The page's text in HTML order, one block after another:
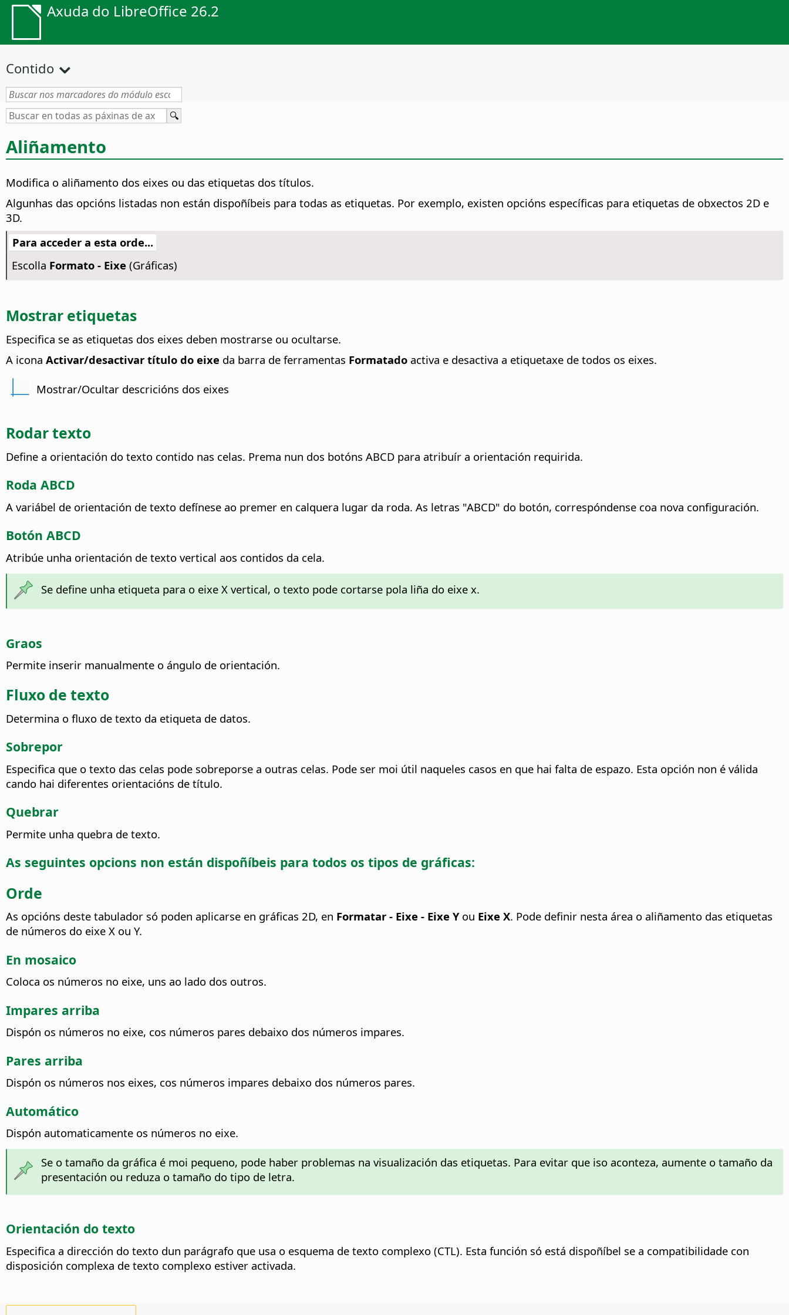
Axuda do LibreOffice 26.2
Contido
Aliñamento
Modifica o aliñamento dos eixes ou das etiquetas dos títulos.
Algunhas das opcións listadas non están dispoñíbeis para todas as etiquetas. Por exemplo, existen opcións específicas para etiquetas de obxectos 2D e
3D.
Para acceder a esta orde...
Escolla Formato - Eixe (Gráficas)
Mostrar etiquetas
Especifica se as etiquetas dos eixes deben mostrarse ou ocultarse.
A icona Activar/desactivar título do eixe da barra de ferramentas Formatado activa e desactiva a etiquetaxe de todos os eixes.
Mostrar/Ocultar descricións dos eixes
Rodar texto
Define a orientación do texto contido nas celas. Prema nun dos botóns ABCD para atribuír a orientación requirida.
Roda ABCD
A variábel de orientación de texto defínese ao premer en calquera lugar da roda. As letras "ABCD" do botón, correspóndense coa nova configuración.
Botón ABCD
Atribúe unha orientación de texto vertical aos contidos da cela.
Se define unha etiqueta para o eixe X vertical, o texto pode cortarse pola liña do eixe x.
Graos
Permite inserir manualmente o ángulo de orientación.
Fluxo de texto
Determina o fluxo de texto da etiqueta de datos.
Sobrepor
Especifica que o texto das celas pode sobreporse a outras celas. Pode ser moi útil naqueles casos en que hai falta de espazo. Esta opción non é válida
cando hai diferentes orientacións de título.
Quebrar
Permite unha quebra de texto.
As seguintes opcions non están dispoñíbeis para todos os tipos de gráficas:
Orde
As opcións deste tabulador só poden aplicarse en gráficas 2D, en Formatar - Eixe - Eixe You Eixe X. Pode definir nesta área o aliñamento das etiquetas
de números do eixe X ou Y.
En mosaico
Coloca os números no eixe, uns ao lado dos outros.
Impares arriba
Dispón os números no eixe, cos números pares debaixo dos números impares.
Pares arriba
Dispón os números nos eixes, cos números impares debaixo dos números pares.
Automático
Dispón automaticamente os números no eixe.
Se o tamaño da gráfica é moi pequeno, pode haber problemas na visualización das etiquetas. Para evitar que iso aconteza, aumente o tamaño da
presentación ou reduza o tamaño do tipo de letra.
Orientación do texto
Especifica a dirección do texto dun parágrafo que usa o esquema de texto complexo (CTL). Esta función só está dispoñíbel se a compatibilidade con
disposición complexa de texto complexo estiver activada.